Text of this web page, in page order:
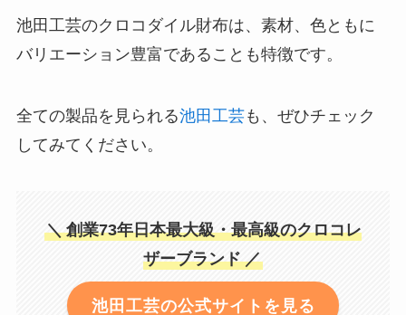
池田工芸のクロコダイル財布は、素材、色ともに
バリエーション豊富であることも特徴です。
全ての製品を見られる池田工芸も、ぜひチェック
してみてください。
＼ 創業73年日本最大級・最高級のクロコレ
ザーブランド ／
池田工芸の公式サイトを見る